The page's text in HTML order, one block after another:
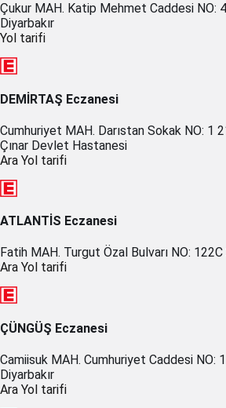
Çukur MAH. Katip Mehmet Caddesi NO:
Diyarbakır
Yol tarifi
DEMİRTAŞ Eczanesi
Cumhuriyet MAH. Darıstan Sokak NO: 1
Çınar Devlet Hastanesi
Ara Yol tarifi
ATLANTİS Eczanesi
Fatih MAH. Turgut Özal Bulvarı NO:
Ara Yol tarifi
ÇÜNGÜŞ Eczanesi
Camiisuk MAH. Cumhuriyet Caddesi NO:
Diyarbakır
Ara Yol tarifi